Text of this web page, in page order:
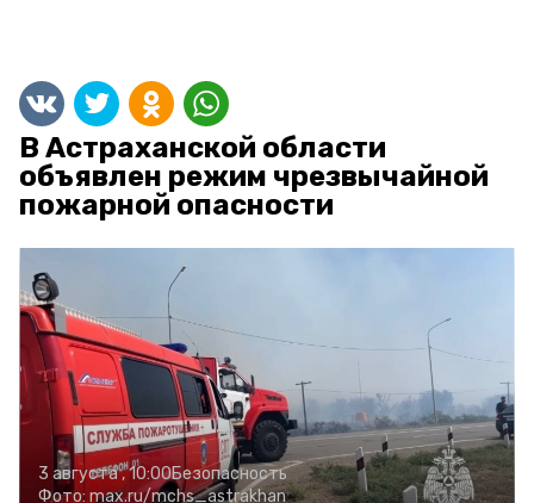
В Астраханской области
объявлен режим чрезвычайной
пожарной опасности
3 августа , 10:00Безопасность
Фото: max.ru/mchs_astrakhan